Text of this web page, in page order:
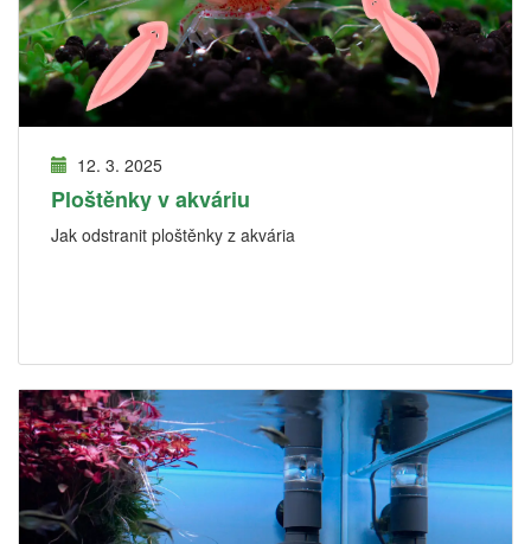
12. 3. 2025
Ploštěnky v akváriu
Jak odstranit ploštěnky z akvária